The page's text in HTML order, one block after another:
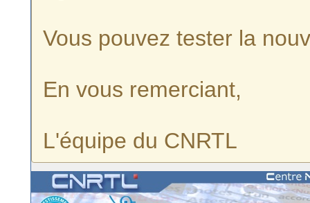
Vous pouvez tester la
En vous remerciant,
L'équipe du CNRTL